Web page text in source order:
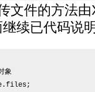
文件的方法
续已代码说
象